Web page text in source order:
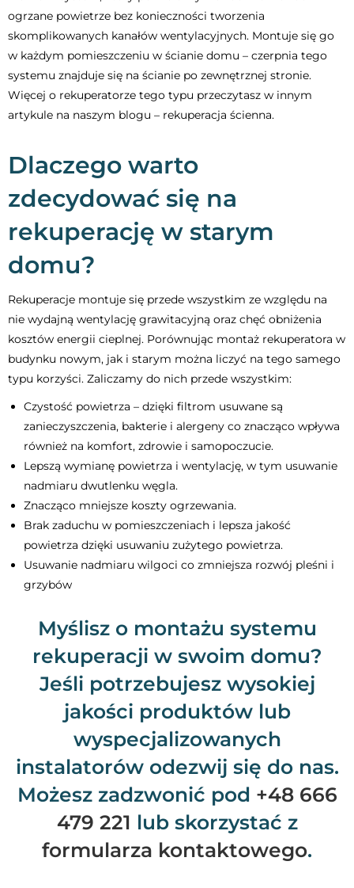
ogrzane powietrze bez konieczności tworzenia
skomplikowanych kanałów wentylacyjnych. Montuje się go
w każdym pomieszczeniu w ścianie domu – czerpnia tego
systemu znajduje się na ścianie po zewnętrznej stronie.
Więcej o rekuperatorze tego typu przeczytasz w innym
artykule na naszym blogu – rekuperacja ścienna.
Dlaczego warto
zdecydować się na
rekuperację w starym
domu?
Rekuperacje montuje się przede wszystkim ze względu na
nie wydajną wentylację grawitacyjną oraz chęć obniżenia
kosztów energii cieplnej. Porównując montaż rekuperatora w
budynku nowym, jak i starym można liczyć na tego samego
typu korzyści. Zaliczamy do nich przede wszystkim:
Czystość powietrza – dzięki filtrom usuwane są
zanieczyszczenia, bakterie i alergeny co znacząco wpływa
również na komfort, zdrowie i samopoczucie.
Lepszą wymianę powietrza i wentylację, w tym usuwanie
nadmiaru dwutlenku węgla.
Znacząco mniejsze koszty ogrzewania.
Brak zaduchu w pomieszczeniach i lepsza jakość
powietrza dzięki usuwaniu zużytego powietrza.
Usuwanie nadmiaru wilgoci co zmniejsza rozwój pleśni i
grzybów
Myślisz o montażu systemu
rekuperacji w swoim domu?
Jeśli potrzebujesz wysokiej
jakości produktów lub
wyspecjalizowanych
instalatorów odezwij się do nas.
Możesz zadzwonić pod +48 666
479 221 lub skorzystać z
formularza kontaktowego.